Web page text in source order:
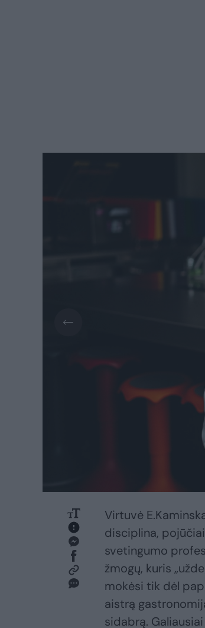
Virtuvė
disciplina,
svetingumo
žmogų, kuris
mokėsi tik dėl
aistrą
sidabrą.